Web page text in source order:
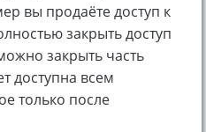
вы продаёте доступ к
закрыть доступ
закрыть часть
доступна всем
только после